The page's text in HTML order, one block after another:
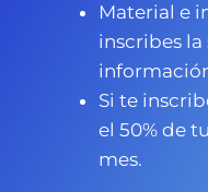
Material e
inscribes
Si te
el 50% de
mes.